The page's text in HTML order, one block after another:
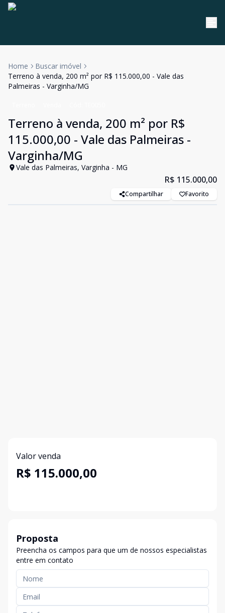
Home
Buscar imóvel
Terreno à venda, 200 m² por R$ 115.000,00 - Vale das
Palmeiras - Varginha/MG
Terreno à venda, 200 m² por R$
115.000,00 - Vale das Palmeiras -
Varginha/MG
Vale das Palmeiras, Varginha - MG
R$ 115.000,00
Compartilhar Favorito
Valor venda
R$ 115.000,00
Proposta
Preencha os campos para que um de nossos especialistas
entre em contato